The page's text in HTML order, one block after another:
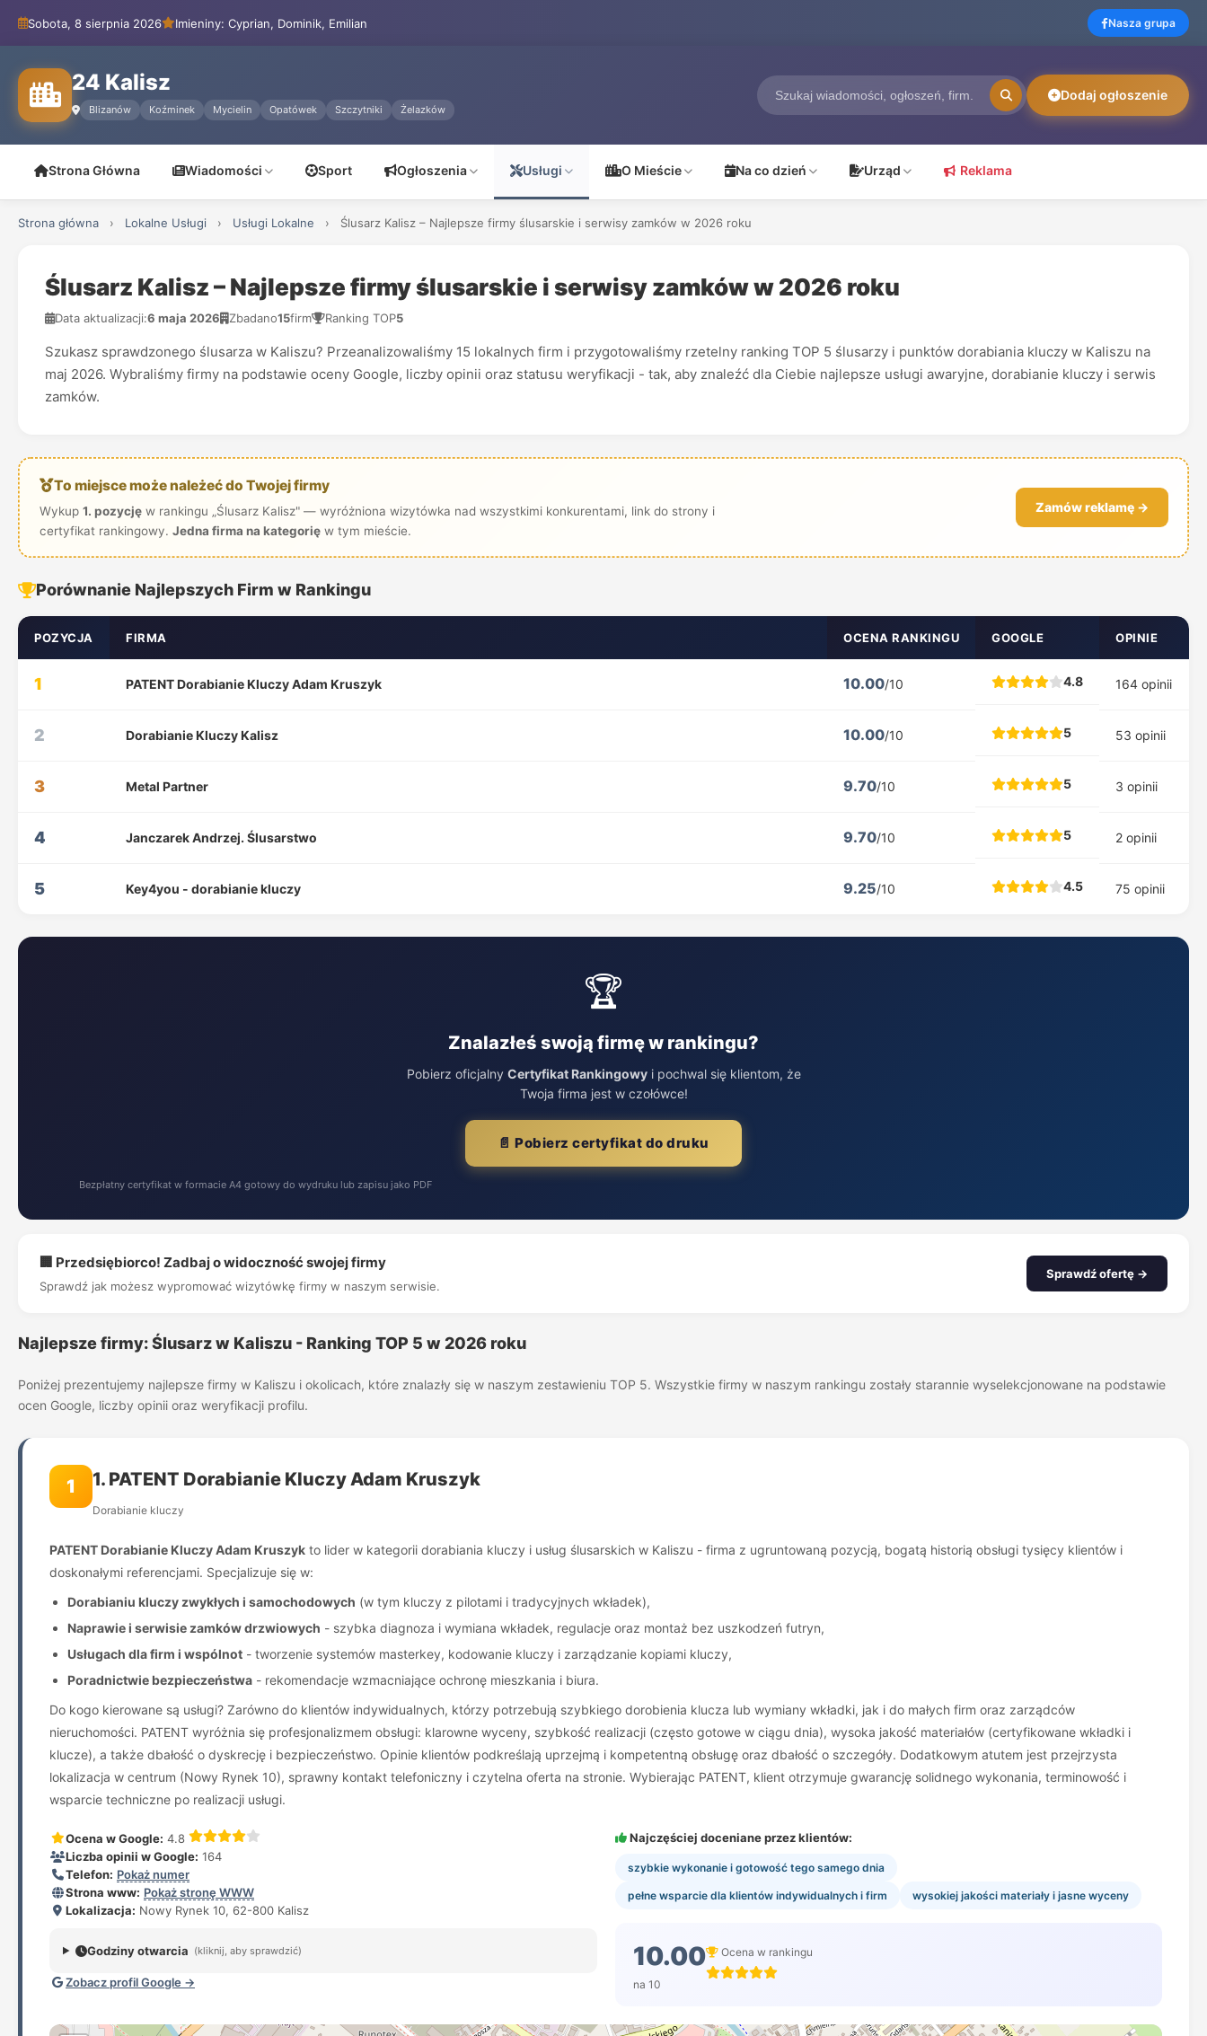
Sobota, 8 sierpnia 2026 Imieniny: Cyprian, Dominik, Emilian Nasza grupa
24 Kalisz
Blizanów Koźminek Mycielin Opatówek Szczytniki Żelazków
Dodaj ogłoszenie
Strona Główna Wiadomości Sport Ogłoszenia Usługi O Mieście Na co dzień Urząd Reklama
Strona główna › Lokalne Usługi › Usługi Lokalne › Ślusarz Kalisz – Najlepsze firmy ślusarskie i serwisy zamków w 2026 roku
Ślusarz Kalisz – Najlepsze firmy ślusarskie i serwisy zamków w 2026 roku
Data aktualizacji:6 maja 2026 Zbadano15firm Ranking TOP5
Szukasz sprawdzonego ślusarza w Kaliszu? Przeanalizowaliśmy 15 lokalnych firm i przygotowaliśmy rzetelny ranking TOP 5 ślusarzy i punktów dorabiania kluczy w Kaliszu na
maj 2026. Wybraliśmy firmy na podstawie oceny Google, liczby opinii oraz statusu weryfikacji - tak, aby znaleźć dla Ciebie najlepsze usługi awaryjne, dorabianie kluczy i serwis
zamków.
To miejsce może należeć do Twojej firmy
Wykup 1. pozycjęw rankingu „Ślusarz Kalisz" — wyróżniona wizytówka nad wszystkimi konkurentami, link do strony i
certyfikat rankingowy. Jedna firma na kategorięw tym mieście.
Zamów reklamę →
Porównanie Najlepszych Firm w Rankingu
POZYCJA FIRMA OCENA RANKINGU GOOGLE OPINIE
1 PATENT Dorabianie Kluczy Adam Kruszyk 10.00/10 4.8 164 opinii
2 Dorabianie Kluczy Kalisz 10.00/10 5 53 opinii
3 Metal Partner 9.70/10 5 3 opinii
4 Janczarek Andrzej. Ślusarstwo 9.70/10 5 2 opinii
5 Key4you - dorabianie kluczy 9.25/10 4.5 75 opinii
🏆
Znalazłeś swoją firmę w rankingu?
Pobierz oficjalny Certyfikat Rankingowyi pochwal się klientom, że
Twoja firma jest w czołówce!
📄 Pobierz certyfikat do druku
Bezpłatny certyfikat w formacie A4 gotowy do wydruku lub zapisu jako PDF
🏢 Przedsiębiorco! Zadbaj o widoczność swojej firmy
Sprawdź jak możesz wypromować wizytówkę firmy w naszym serwisie.
Sprawdź ofertę →
Najlepsze firmy: Ślusarz w Kaliszu - Ranking TOP 5 w 2026 roku
Poniżej prezentujemy najlepsze firmy w Kaliszu i okolicach, które znalazły się w naszym zestawieniu TOP 5. Wszystkie firmy w naszym rankingu zostały starannie wyselekcjonowane na podstawie
ocen Google, liczby opinii oraz weryfikacji profilu.
1 1. PATENT Dorabianie Kluczy Adam Kruszyk
Dorabianie kluczy
PATENT Dorabianie Kluczy Adam Kruszyk to lider w kategorii dorabiania kluczy i usług ślusarskich w Kaliszu - firma z ugruntowaną pozycją, bogatą historią obsługi tysięcy klientów i
doskonałymi referencjami. Specjalizuje się w:
Dorabianiu kluczy zwykłych i samochodowych (w tym kluczy z pilotami i tradycyjnych wkładek),
Naprawie i serwisie zamków drzwiowych - szybka diagnoza i wymiana wkładek, regulacje oraz montaż bez uszkodzeń futryn,
Usługach dla firm i wspólnot - tworzenie systemów masterkey, kodowanie kluczy i zarządzanie kopiami kluczy,
Poradnictwie bezpieczeństwa - rekomendacje wzmacniające ochronę mieszkania i biura.
Do kogo kierowane są usługi? Zarówno do klientów indywidualnych, którzy potrzebują szybkiego dorobienia klucza lub wymiany wkładki, jak i do małych firm oraz zarządców
nieruchomości. PATENT wyróżnia się profesjonalizmem obsługi: klarowne wyceny, szybkość realizacji (często gotowe w ciągu dnia), wysoka jakość materiałów (certyfikowane wkładki i
klucze), a także dbałość o dyskrecję i bezpieczeństwo. Opinie klientów podkreślają uprzejmą i kompetentną obsługę oraz dbałość o szczegóły. Dodatkowym atutem jest przejrzysta
lokalizacja w centrum (Nowy Rynek 10), sprawny kontakt telefoniczny i czytelna oferta na stronie. Wybierając PATENT, klient otrzymuje gwarancję solidnego wykonania, terminowość i
wsparcie techniczne po realizacji usługi.
Ocena w Google: 4.8
Liczba opinii w Google: 164
Telefon: Pokaż numer
Strona www: Pokaż stronę WWW
Lokalizacja: Nowy Rynek 10, 62-800 Kalisz
Godziny otwarcia (kliknij, aby sprawdzić)
Zobacz profil Google →
Najczęściej doceniane przez klientów:
szybkie wykonanie i gotowość tego samego dnia
pełne wsparcie dla klientów indywidualnych i firm wysokiej jakości materiały i jasne wyceny
10.00
na 10
Ocena w rankingu